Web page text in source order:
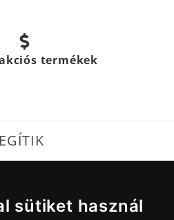
sütiket használ
termékek